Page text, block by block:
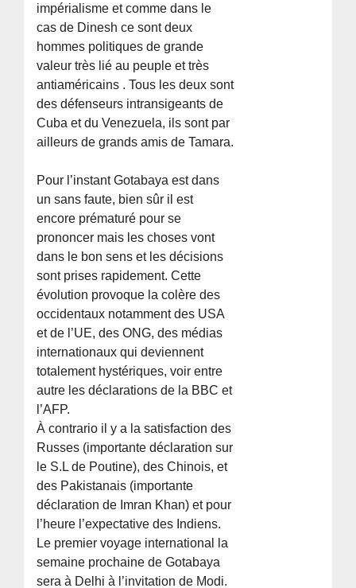
impérialisme et comme dans le
cas de Dinesh ce sont deux
hommes politiques de grande
valeur très lié au peuple et très
antiaméricains . Tous les deux sont
des défenseurs intransigeants de
Cuba et du Venezuela, ils sont par
ailleurs de grands amis de Tamara.
Pour l’instant Gotabaya est dans
un sans faute, bien sûr il est
encore prématuré pour se
prononcer mais les choses vont
dans le bon sens et les décisions
sont prises rapidement. Cette
évolution provoque la colère des
occidentaux notamment des USA
et de l’UE, des ONG, des médias
internationaux qui deviennent
totalement hystériques, voir entre
autre les déclarations de la BBC et
l’AFP.
À contrario il y a la satisfaction des
Russes (importante déclaration sur
le S.L de Poutine), des Chinois, et
des Pakistanais (importante
déclaration de Imran Khan) et pour
l’heure l’expectative des Indiens.
Le premier voyage international la
semaine prochaine de Gotabaya
sera à Delhi à l’invitation de Modi.